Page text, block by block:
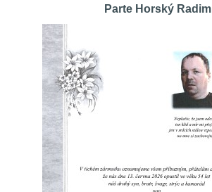
Parte Horský Radim